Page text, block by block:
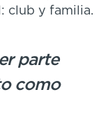
club y familia.
parte
como